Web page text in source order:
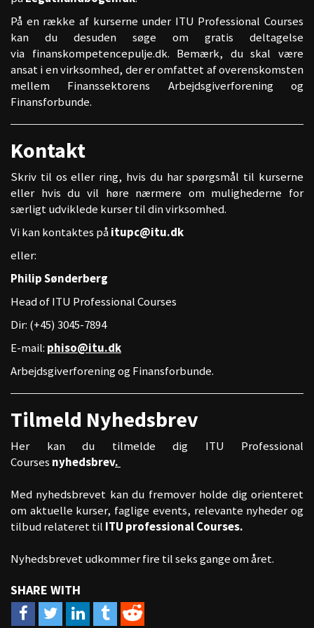
På en række af kurserne under ITU Professional Courses
kan du desuden søge om gratis deltagelse
via finanskompetencepulje.dk. Bemærk, du skal være
ansat i en virksomhed, der er omfattet af overenskomsten
mellem Finanssektorens Arbejdsgiverforening og
Finansforbunde.
Kontakt
Skriv til os eller ring, hvis du har spørgsmål til kurserne
eller hvis du vil høre nærmere om mulighederne for
særligt udviklede kurser til din virksomhed.
Vi kan kontaktes påitupc@itu.dk
eller:
Philip Sønderberg
Head of ITU Professional Courses
Dir: (+45) 3045-7894
E-mail: phiso@itu.dk
Arbejdsgiverforening og Finansforbunde.
Tilmeld Nyhedsbrev
Her kan du tilmelde dig ITU Professional
Courses nyhedsbrev.
Med nyhedsbrevet kan du fremover holde dig orienteret
om aktuelle kurser, faglige events, relevante nyheder og
tilbud relateret til ITU professional Courses.
Nyhedsbrevet udkommer fire til seks gange om året.